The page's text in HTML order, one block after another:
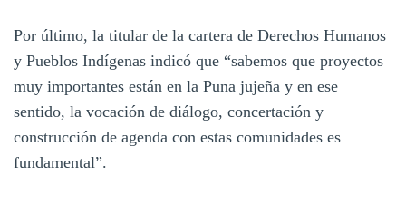
Por último, la titular de la cartera de Derechos Humanos
y Pueblos Indígenas indicó que “sabemos que proyectos
muy importantes están en la Puna jujeña y en ese
sentido, la vocación de diálogo, concertación y
construcción de agenda con estas comunidades es
fundamental”.